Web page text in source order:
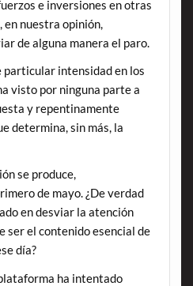
e inversiones en otras
nuestra opinión,
de alguna manera el paro.
particular intensidad en los
visto por ninguna parte a
y repentinamente
determina, sin más, la
se produce,
de mayo. ¿De verdad
en desviar la atención
ser el contenido esencial de
día?
ha intentado